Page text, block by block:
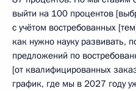
выйти на 100 процентов
с учётом востребованных
как нужно науку развивать,
предложений по
[от квалифицированных
график, где мы в 2027 году